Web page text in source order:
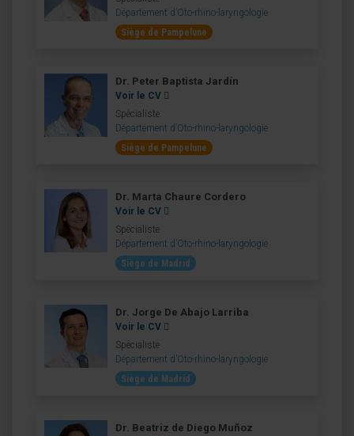
Département d’Oto-rhino-laryngologie
Siège de Pampelune
Dr. Peter Baptista Jardín
Voir le CV
Spécialiste
Département d’Oto-rhino-laryngologie
Siège de Pampelune
Dr. Marta Chaure Cordero
Voir le CV
Spécialiste
Département d’Oto-rhino-laryngologie
Siège de Madrid
Dr. Jorge De Abajo Larriba
Voir le CV
Spécialiste
Département d’Oto-rhino-laryngologie
Siège de Madrid
Dr. Beatriz de Diego Muñoz